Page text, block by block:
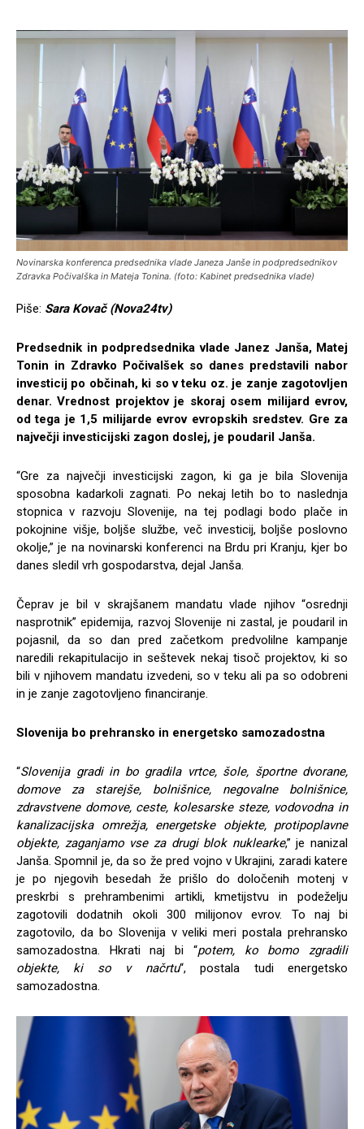
Novinarska konferenca predsednika vlade Janeza Janše in podpredsednikov
Zdravka Počivalška in Mateja Tonina. (foto: Kabinet predsednika vlade)
Piše: Sara Kovač (Nova24tv)
Predsednik in podpredsednika vlade Janez Janša, Matej
Tonin in Zdravko Počivalšek so danes predstavili nabor
investicij po občinah, ki so v teku oz. je zanje zagotovljen
denar. Vrednost projektov je skoraj osem milijard evrov,
od tega je 1,5 milijarde evrov evropskih sredstev. Gre za
največji investicijski zagon doslej, je poudaril Janša.
“Gre za največji investicijski zagon, ki ga je bila Slovenija
sposobna kadarkoli zagnati. Po nekaj letih bo to naslednja
stopnica v razvoju Slovenije, na tej podlagi bodo plače in
pokojnine višje, boljše službe, več investicij, boljše poslovno
okolje,” je na novinarski konferenci na Brdu pri Kranju, kjer bo
danes sledil vrh gospodarstva, dejal Janša.
Čeprav je bil v skrajšanem mandatu vlade njihov “osrednji
nasprotnik” epidemija, razvoj Slovenije ni zastal, je poudaril in
pojasnil, da so dan pred začetkom predvolilne kampanje
naredili rekapitulacijo in seštevek nekaj tisoč projektov, ki so
bili v njihovem mandatu izvedeni, so v teku ali pa so odobreni
in je zanje zagotovljeno financiranje.
Slovenija bo prehransko in energetsko samozadostna
“Slovenija gradi in bo gradila vrtce, šole, športne dvorane,
domove za starejše, bolnišnice, negovalne bolnišnice,
zdravstvene domove, ceste, kolesarske steze, vodovodna in
kanalizacijska omrežja, energetske objekte, protipoplavne
objekte, zaganjamo vse za drugi blok nuklearke,” je nanizal
Janša. Spomnil je, da so že pred vojno v Ukrajini, zaradi katere
je po njegovih besedah že prišlo do določenih motenj v
preskrbi s prehrambenimi artikli, kmetijstvu in podeželju
zagotovili dodatnih okoli 300 milijonov evrov. To naj bi
zagotovilo, da bo Slovenija v veliki meri postala prehransko
samozadostna. Hkrati naj bi “potem, ko bomo zgradili
objekte, ki so v načrtu“, postala tudi energetsko
samozadostna.